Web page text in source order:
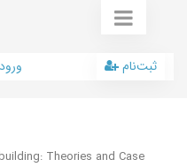
ورود ثبت‌نام
Theories and Case